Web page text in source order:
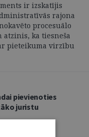
ir izskatījis
rajona
procesuālo
ka tiesneša
pieteikuma virzību
pievienoties
juristu